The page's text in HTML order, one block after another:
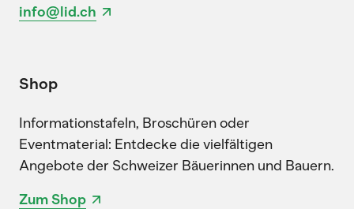
info@lid.ch
Shop
Informationstafeln, Broschüren oder
Eventmaterial: Entdecke die vielfältigen
Angebote der Schweizer Bäuerinnen und Bauern.
Zum Shop